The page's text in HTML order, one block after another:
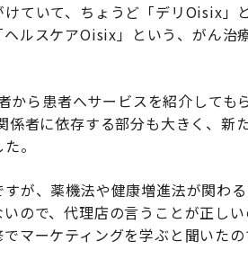
ていて、ちょうど「デリOisix」
ルスケアOisix」という、がん治
ら患者へサービスを紹介しても
者に依存する部分も大きく、新
。
が、薬機法や健康増進法が関わ
ので、代理店の言うことが正しい
マーケティングを学ぶと聞いた